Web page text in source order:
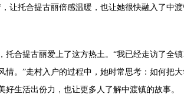
让托合提古丽倍感温暖，也让她很快融入了中渡
托合提古丽爱上了这方热土。“我已经走访了全
情。”走村入户的过程中，她时常思考：如何把
好生活出份力，也让更多人了解中渡镇的故事。